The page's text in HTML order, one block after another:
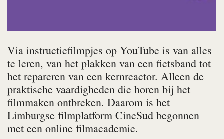
Via instructiefilmpjes op YouTube is van alles
te leren, van het plakken van een fietsband tot
het repareren van een kernreactor. Alleen de
praktische vaardigheden die horen bij het
filmmaken ontbreken. Daarom is het
Limburgse filmplatform CineSud begonnen
met een online filmacademie.